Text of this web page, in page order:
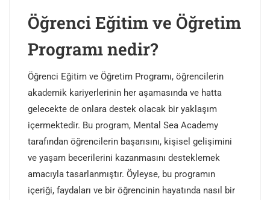
Öğrenci Eğitim ve Öğretim
Programı nedir?
Öğrenci Eğitim ve Öğretim Programı, öğrencilerin
akademik kariyerlerinin her aşamasında ve hatta
gelecekte de onlara destek olacak bir yaklaşım
içermektedir. Bu program, Mental Sea Academy
tarafından öğrencilerin başarısını, kişisel gelişimini
ve yaşam becerilerini kazanmasını desteklemek
amacıyla tasarlanmıştır. Öyleyse, bu programın
içeriği, faydaları ve bir öğrencinin hayatında nasıl bir